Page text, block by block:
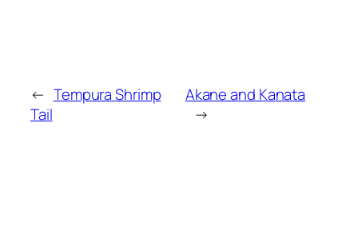
← Tempura Shrimp
Tail
Akane and Kanata
→